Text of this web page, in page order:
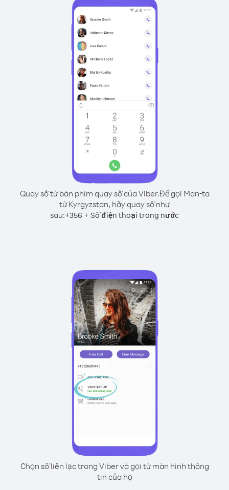
Quay số từ bàn phím quay số của Viber.Để gọi Man-ta
từ Kyrgyzstan, hãy quay số như
sau:+356 + Số điện thoại trong nước
Chọn số liên lạc trong Viber và gọi từ màn hình thông
tin của họ